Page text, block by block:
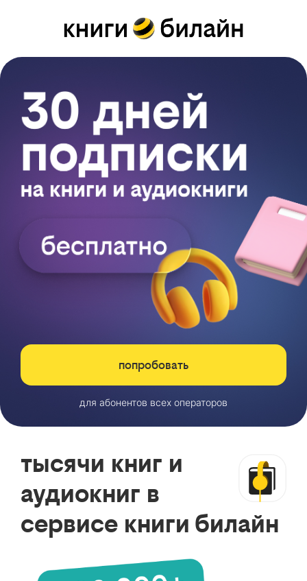
попробовать
для абонентов всех операторов
тысячи книг и
аудиокниг в
сервисе книги билайн